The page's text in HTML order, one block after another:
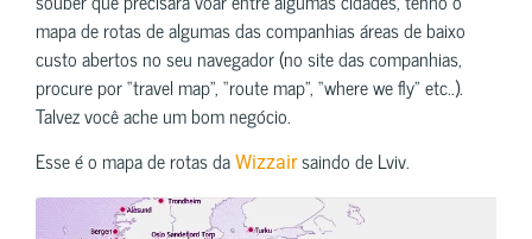
mapa de rotas de algumas das companhias áreas de baixo
custo abertos no seu navegador (no site das companhias,
procure por “travel map”, “route map”, “where we fly” etc..).
Talvez você ache um bom negócio.
Esse é o mapa de rotas da Wizzairsaindo de Lviv.